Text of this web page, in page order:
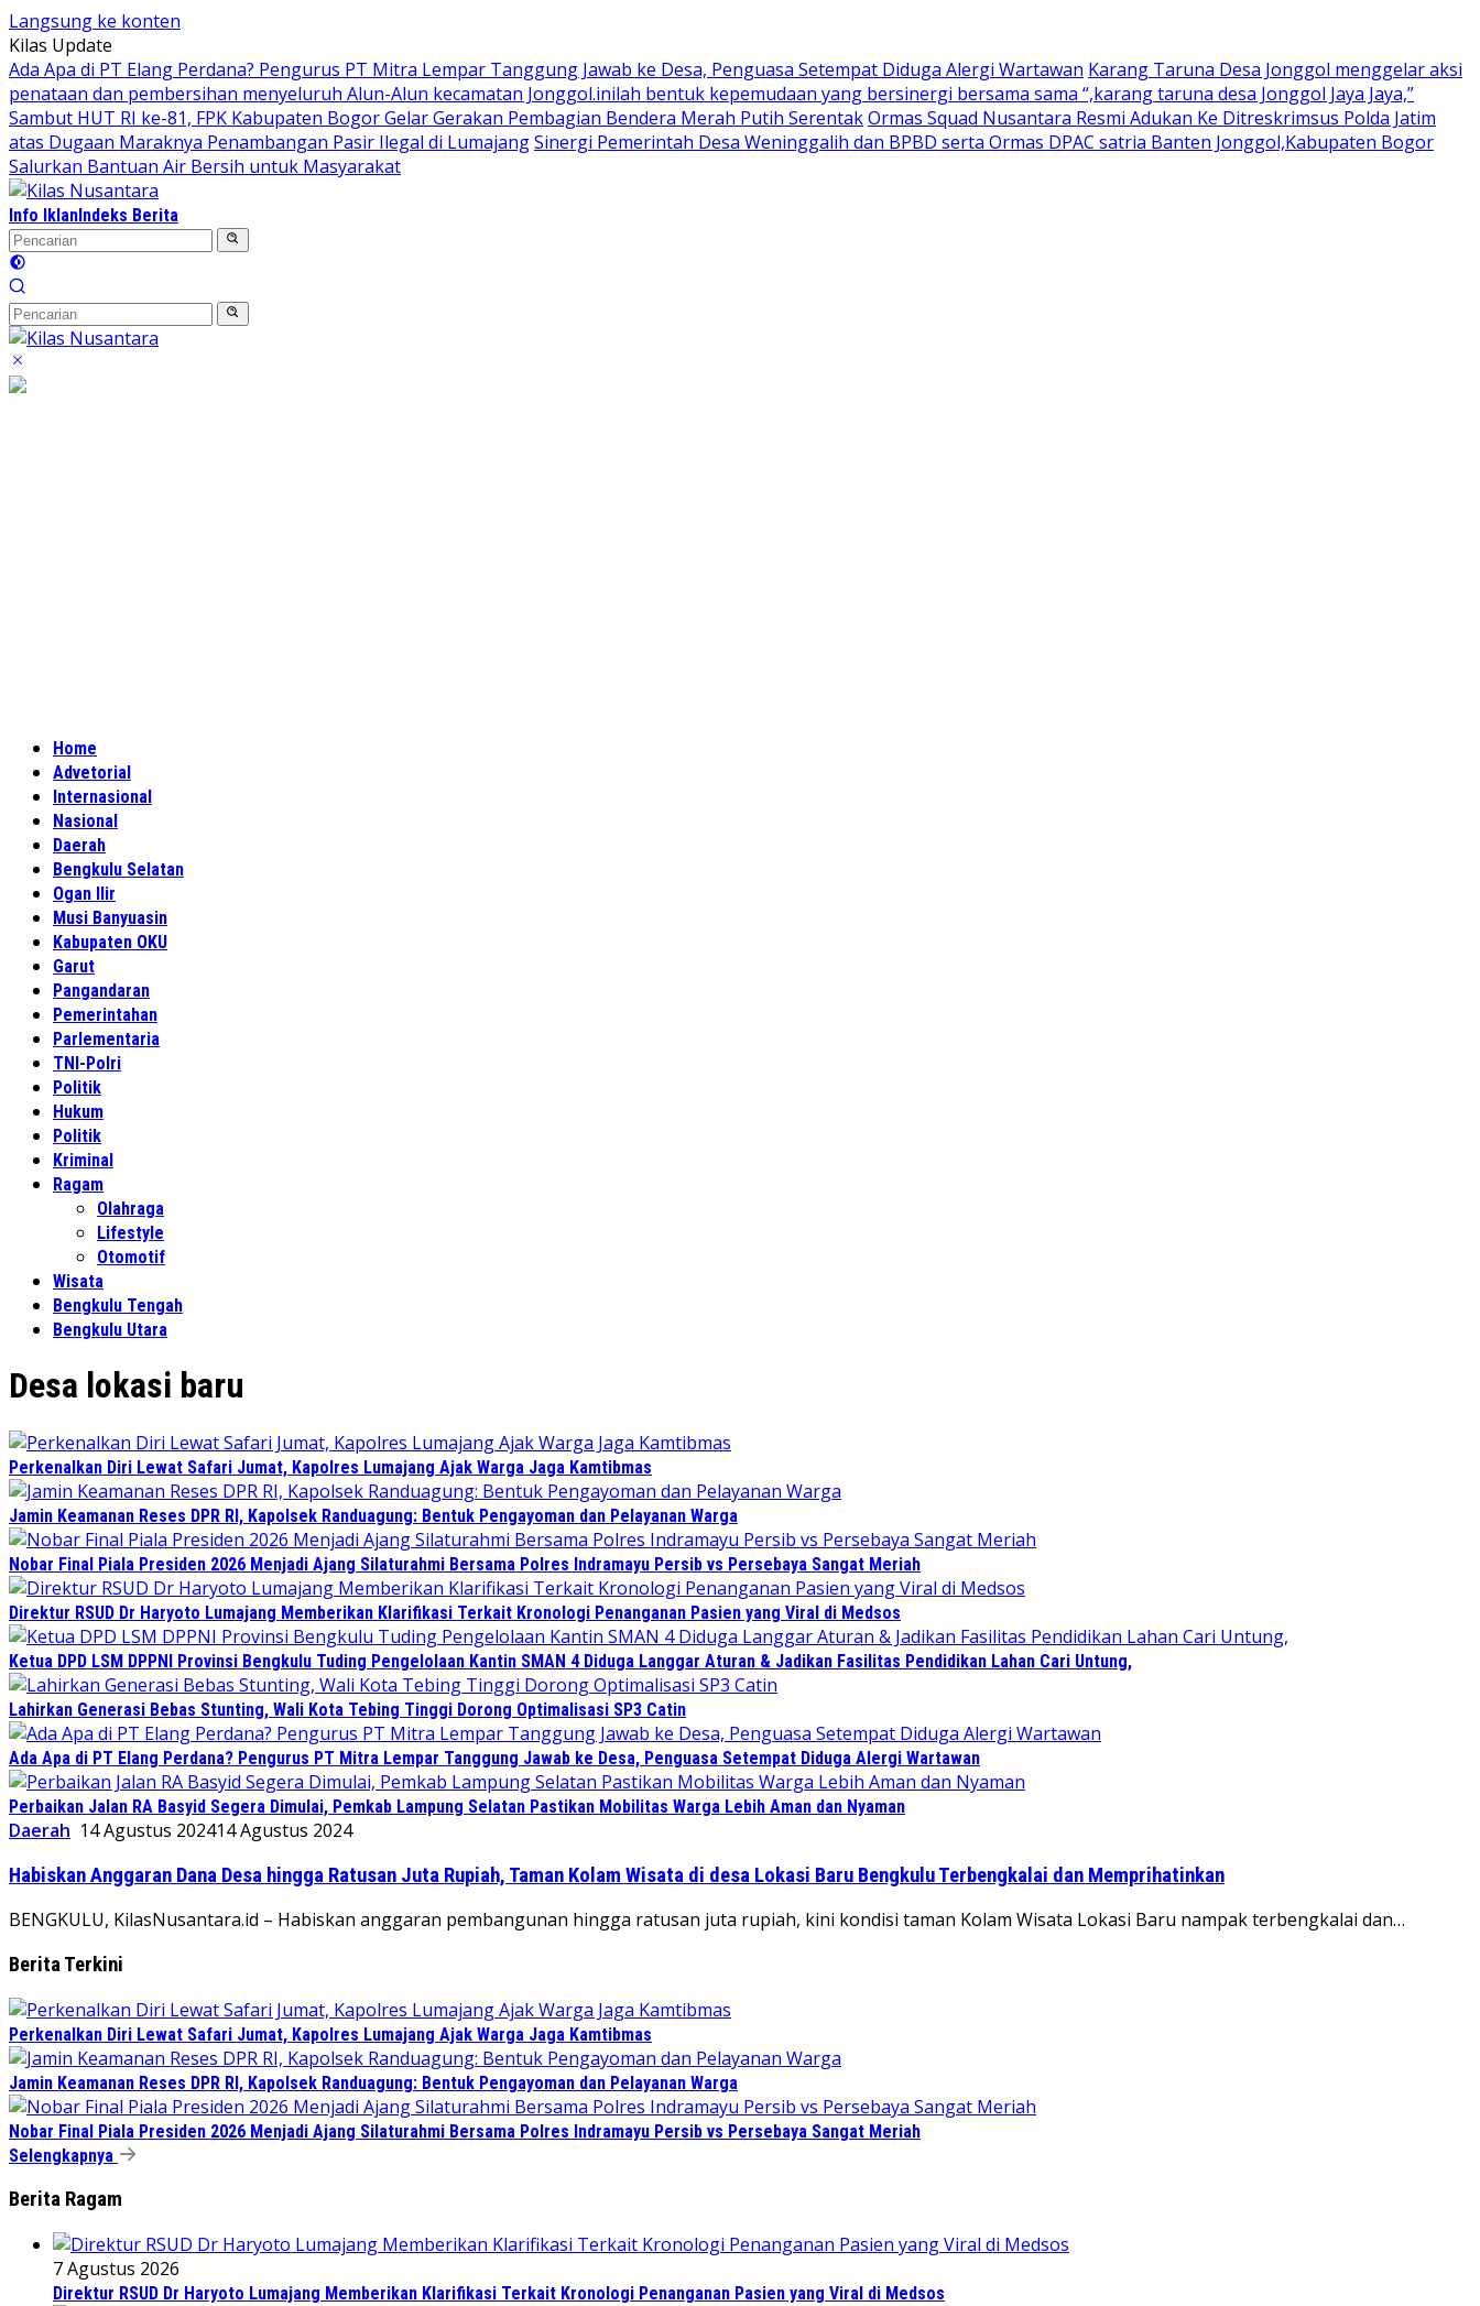
Langsung ke konten
Kilas Update
Ada Apa di PT Elang Perdana? Pengurus PT Mitra Lempar Tanggung Jawab ke Desa, Penguasa Setempat Diduga Alergi Wartawan Karang Taruna Desa Jonggol menggelar aksi
penataan dan pembersihan menyeluruh Alun-Alun kecamatan Jonggol.inilah bentuk kepemudaan yang bersinergi bersama sama “,karang taruna desa Jonggol Jaya Jaya,”
Sambut HUT RI ke-81, FPK Kabupaten Bogor Gelar Gerakan Pembagian Bendera Merah Putih SerentakOrmas Squad Nusantara Resmi Adukan Ke Ditreskrimsus Polda Jatim
atas Dugaan Maraknya Penambangan Pasir Ilegal di LumajangSinergi Pemerintah Desa Weninggalih dan BPBD serta Ormas DPAC satria Banten Jonggol,Kabupaten Bogor
Salurkan Bantuan Air Bersih untuk Masyarakat
Info IklanIndeks Berita
Home
Advetorial
Internasional
Nasional
Daerah
Bengkulu Selatan
Ogan Ilir
Musi Banyuasin
Kabupaten OKU
Garut
Pangandaran
Pemerintahan
Parlementaria
TNI-Polri
Politik
Hukum
Politik
Kriminal
Ragam
Olahraga
Lifestyle
Otomotif
Wisata
Bengkulu Tengah
Bengkulu Utara
Desa lokasi baru
Perkenalkan Diri Lewat Safari Jumat, Kapolres Lumajang Ajak Warga Jaga Kamtibmas
Jamin Keamanan Reses DPR RI, Kapolsek Randuagung: Bentuk Pengayoman dan Pelayanan Warga
Nobar Final Piala Presiden 2026 Menjadi Ajang Silaturahmi Bersama Polres Indramayu Persib vs Persebaya Sangat Meriah
Direktur RSUD Dr Haryoto Lumajang Memberikan Klarifikasi Terkait Kronologi Penanganan Pasien yang Viral di Medsos
Ketua DPD LSM DPPNI Provinsi Bengkulu Tuding Pengelolaan Kantin SMAN 4 Diduga Langgar Aturan & Jadikan Fasilitas Pendidikan Lahan Cari Untung,
Lahirkan Generasi Bebas Stunting, Wali Kota Tebing Tinggi Dorong Optimalisasi SP3 Catin
Ada Apa di PT Elang Perdana? Pengurus PT Mitra Lempar Tanggung Jawab ke Desa, Penguasa Setempat Diduga Alergi Wartawan
Perbaikan Jalan RA Basyid Segera Dimulai, Pemkab Lampung Selatan Pastikan Mobilitas Warga Lebih Aman dan Nyaman
Daerah 14 Agustus 202414 Agustus 2024
Habiskan Anggaran Dana Desa hingga Ratusan Juta Rupiah, Taman Kolam Wisata di desa Lokasi Baru Bengkulu Terbengkalai dan Memprihatinkan
BENGKULU, KilasNusantara.id – Habiskan anggaran pembangunan hingga ratusan juta rupiah, kini kondisi taman Kolam Wisata Lokasi Baru nampak terbengkalai dan…
Berita Terkini
Perkenalkan Diri Lewat Safari Jumat, Kapolres Lumajang Ajak Warga Jaga Kamtibmas
Jamin Keamanan Reses DPR RI, Kapolsek Randuagung: Bentuk Pengayoman dan Pelayanan Warga
Nobar Final Piala Presiden 2026 Menjadi Ajang Silaturahmi Bersama Polres Indramayu Persib vs Persebaya Sangat Meriah
Selengkapnya
Berita Ragam
7 Agustus 2026
Direktur RSUD Dr Haryoto Lumajang Memberikan Klarifikasi Terkait Kronologi Penanganan Pasien yang Viral di Medsos